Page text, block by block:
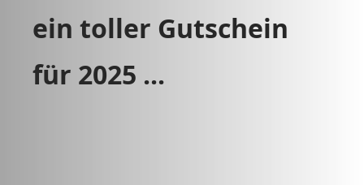
ein toller Gutschein
für 2025 ...